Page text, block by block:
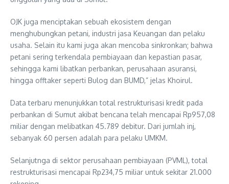
OJK juga menciptakan sebuah ekosistem dengan
menghubungkan petani, industri jasa Keuangan dan pelaku
usaha. Selain itu kami juga akan mencoba sinkronkan; bahwa
petani sering terkendala pembiayaan dan kepastian pasar,
sehingga kami libatkan perbankan, perusahaan asuransi,
hingga offtaker seperti Bulog dan BUMD,” jelas Khoirul.
Data terbaru menunjukkan total restrukturisasi kredit pada
perbankan di Sumut akibat bencana telah mencapai Rp957,08
miliar dengan melibatkan 45.789 debitur. Dari jumlah inj,
sebanyak 60 persen adalah para pelaku UMKM.
Selanjutnga di sektor perusahaan pembiayaan (PVML), total
restrukturisasi mencapai Rp234,75 miliar untuk sekitar 21.000